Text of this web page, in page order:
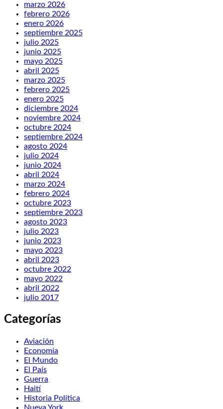
marzo 2026
febrero 2026
enero 2026
septiembre 2025
julio 2025
junio 2025
mayo 2025
abril 2025
marzo 2025
febrero 2025
enero 2025
diciembre 2024
noviembre 2024
octubre 2024
septiembre 2024
agosto 2024
julio 2024
junio 2024
abril 2024
marzo 2024
febrero 2024
octubre 2023
septiembre 2023
agosto 2023
julio 2023
junio 2023
mayo 2023
abril 2023
octubre 2022
mayo 2022
abril 2022
julio 2017
Categorías
Aviación
Economía
El Mundo
El País
Guerra
Haití
Historia Política
Nueva York